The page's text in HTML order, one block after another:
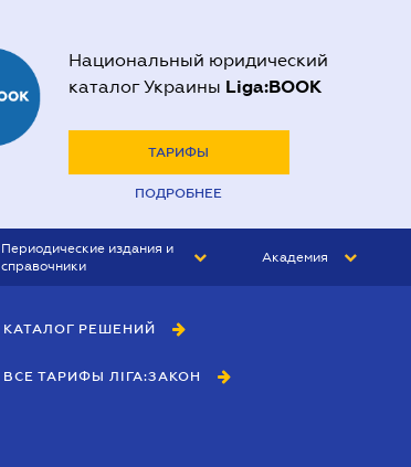
Национальный юридический
каталог Украины Liga:BOOK
ТАРИФЫ
ПОДРОБНЕЕ
Периодические издания и
справочники
БУХГАЛТЕР&ЗАКОН
ВЕСТНИК МСФО
Академия
КАТАЛОГ РЕШЕНИЙ
ВСЕ ТАРИФЫ ЛІГА:ЗАКОН